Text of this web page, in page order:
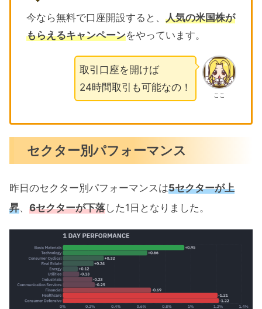
今なら無料で口座開設すると、 人気の米国株が
もらえるキャンペーンをやっています。
ここ
取引口座を開けば
24時間取引も可能なの！
セクター別パフォーマンス
昨日のセクター別パフォーマンスは5セクターが上
昇、 6セクターが下落した1日となりました。